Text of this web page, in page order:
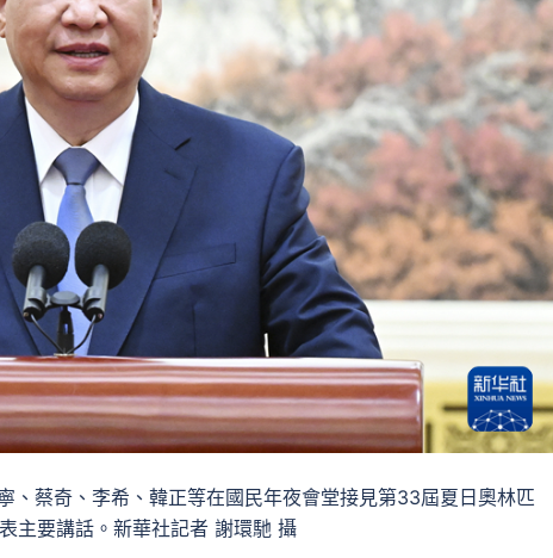
、蔡奇、李希、韓正等在國民年夜會堂接見第33屆夏日奧林匹
主要講話。新華社記者 謝環馳 攝